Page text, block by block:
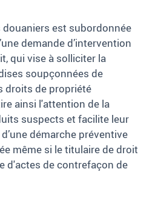
douaniers est subordonnée
demande d’intervention
qui vise à solliciter la
soupçonnées de
droits de propriété
ainsi l'attention de la
suspects et facilite leur
démarche préventive
même si le titulaire de droit
d'actes de contrefaçon de